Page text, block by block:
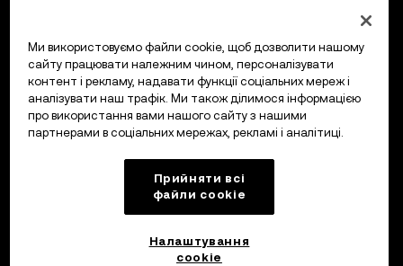
Ми використовуємо файли cookie, щоб дозволити нашому
сайту працювати належним чином, персоналізувати
контент і рекламу, надавати функції соціальних мереж і
аналізувати наш трафік. Ми також ділимося інформацією
про використання вами нашого сайту з нашими
партнерами в соціальних мережах, рекламі і аналітиці.
Прийняти всі
файли сookie
Налаштування
cookie